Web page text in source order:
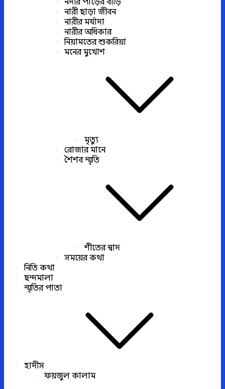
নদীর পাড়ের বাড়ি
নারী ছাড়া জীবন
নারীর মর্যাদা
নারীর অধিকার
নিয়ামতের শুকরিয়া
মনের মুখোশ
মৃত্যু
রোজার মানে
শৈশব স্মৃতি
শীতের স্বাদ
সময়ের কথা
নিতি কথা
ছন্দমালা
স্মৃতির পাতা
হাদীস
ফয়জুল কালাম